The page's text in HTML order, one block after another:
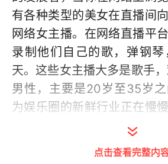
有各种类型的美女在直播间
网络女主播。在网络直播平
录制他们自己的歌，弹钢
天。这些女主播大多是歌手
男性，主要是20岁至35岁
为娱乐圈的新鲜行业正在慢
中或可爱娇艳，或火辣古典
直生活在人们的臆测中。大
点击查看完整内